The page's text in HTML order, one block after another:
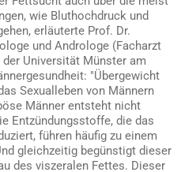
wie Bluthochdruck und
erläuterte Prof. Dr.
und Androloge (Facharzt
Universität Münster am
"Übergewicht
Sexualleben von Männern
Männer entsteht nicht
Entzündungsstoffe, die das
führen häufig zu einem
gleichzeitig begünstigt dieser
des viszeralen Fettes. Dieser